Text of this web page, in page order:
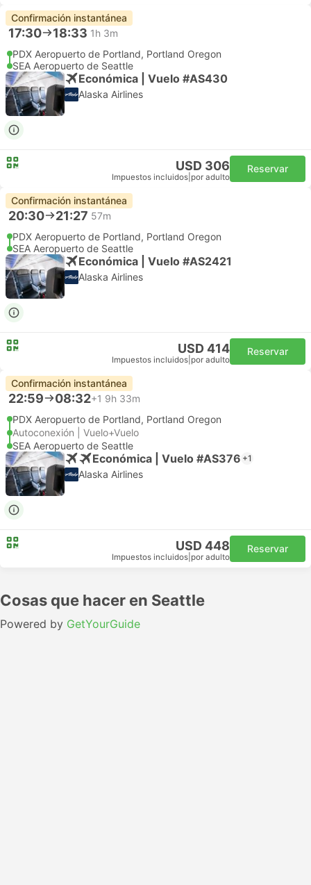
Confirmación instantánea
17:30 18:33 1h 3m
PDX Aeropuerto de Portland, Portland Oregon
SEA Aeropuerto de Seattle
Económica | Vuelo #AS430
Alaska Airlines
USD 306
Impuestos incluidos por adulto
Reservar
Confirmación instantánea
20:30 21:27 57m
PDX Aeropuerto de Portland, Portland Oregon
SEA Aeropuerto de Seattle
Económica | Vuelo #AS2421
Alaska Airlines
USD 414
Impuestos incluidos por adulto
Reservar
Confirmación instantánea
22:59 08:32+1 9h 33m
PDX Aeropuerto de Portland, Portland Oregon
Autoconexión | Vuelo+Vuelo
SEA Aeropuerto de Seattle
Económica | Vuelo #AS376 +1
Alaska Airlines
USD 448
Impuestos incluidos por adulto
Reservar
Cosas que hacer en Seattle
Powered by GetYourGuide